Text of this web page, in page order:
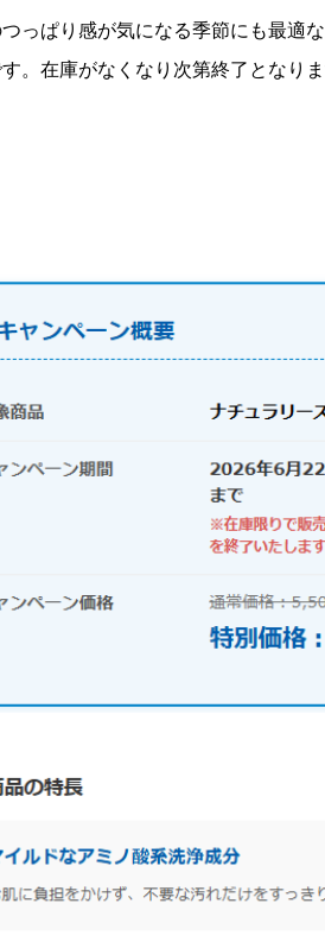
っぱり感が気になる季節にも最適
。在庫がなくなり次第終了となり